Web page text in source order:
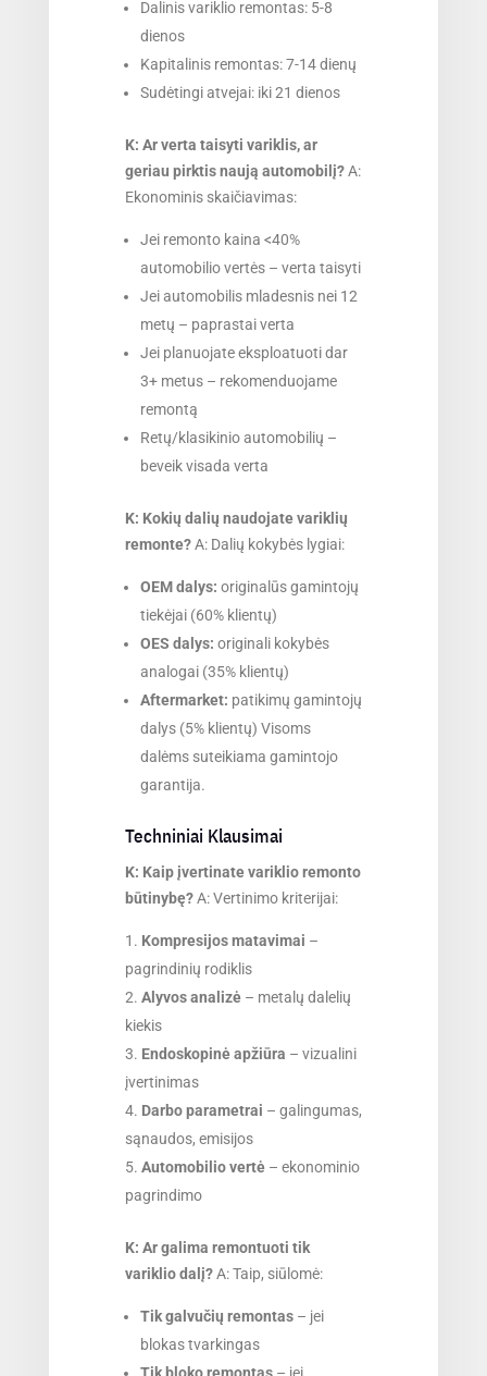
Dalinis variklio remontas: 5-8
dienos
Kapitalinis remontas: 7-14 dienų
Sudėtingi atvejai: iki 21 dienos
K: Ar verta taisyti variklis, ar
geriau pirktis naują automobilį?A:
Ekonominis skaičiavimas:
Jei remonto kaina <40%
automobilio vertės – verta taisyti
Jei automobilis mladesnis nei 12
metų – paprastai verta
Jei planuojate eksploatuoti dar
3+ metus – rekomenduojame
remontą
Retų/klasikinio automobilių –
beveik visada verta
K: Kokių dalių naudojate variklių
remonte?A: Dalių kokybės lygiai:
OEM dalys: originalūs gamintojų
tiekėjai (60% klientų)
OES dalys: originali kokybės
analogai (35% klientų)
Aftermarket: patikimų gamintojų
dalys (5% klientų) Visoms
dalėms suteikiama gamintojo
garantija.
Techniniai Klausimai
K: Kaip įvertinate variklio remonto
būtinybę?A: Vertinimo kriterijai:
Kompresijos matavimai –
pagrindinių rodiklis
Alyvos analizė– metalų dalelių
kiekis
Endoskopinė apžiūra – vizualini
įvertinimas
Darbo parametrai – galingumas,
sąnaudos, emisijos
Automobilio vertė– ekonominio
pagrindimo
K: Ar galima remontuoti tik
variklio dalį?A: Taip, siūlomė:
Tik galvučių remontas– jei
blokas tvarkingas
Tik bloko remontas– jei